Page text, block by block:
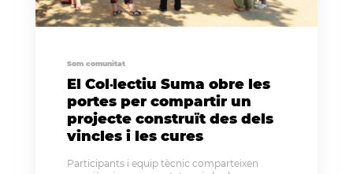
Som comunitat
El Col·lectiu Suma obre les
portes per compartir un
projecte construït des dels
vincles i les cures
Participants i equip tècnic comparteixen